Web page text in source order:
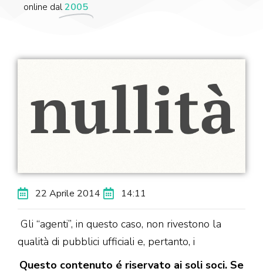
online dal2005
22 Aprile 2014 14:11
Gli “agenti”, in questo caso, non rivestono la
qualità di pubblici ufficiali e, pertanto, i
Questo contenuto é riservato ai soli soci. Se